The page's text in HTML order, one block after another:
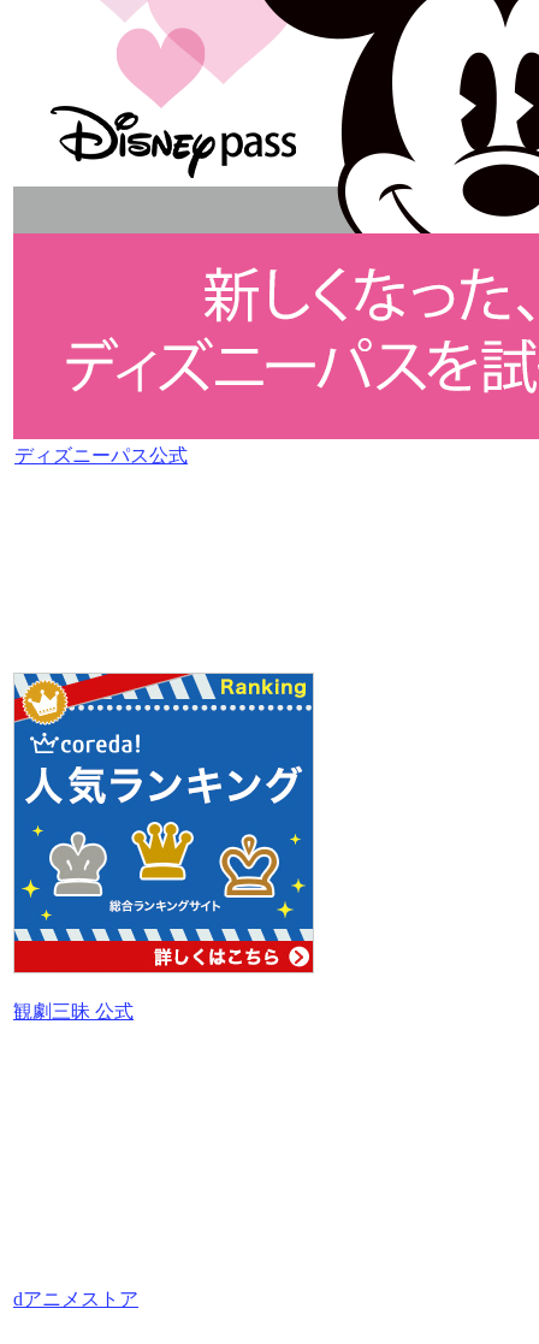
ディズニーパス公式
観劇三昧 公式
dアニメストア